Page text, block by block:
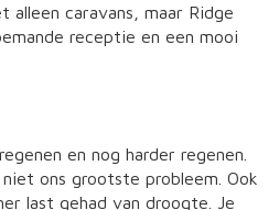
alleen caravans, maar Ridge
receptie en een mooi
en nog harder regenen.
ons grootste probleem. Ook
last gehad van droogte. Je